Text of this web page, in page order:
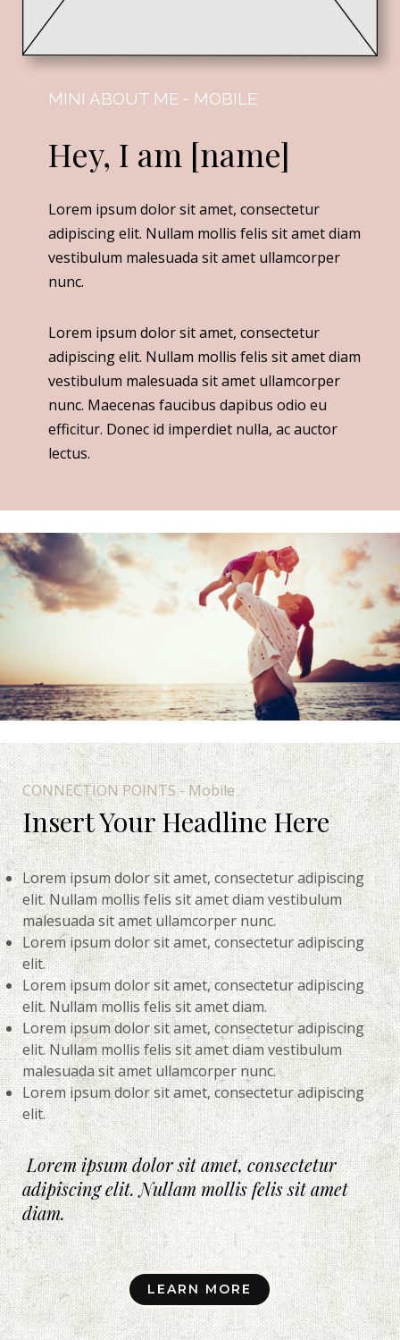
MINI ABOUT ME - MOBILE
Hey, I am [name]
Lorem ipsum dolor sit amet, consectetur
adipiscing elit. Nullam mollis felis sit amet diam
vestibulum malesuada sit amet ullamcorper
nunc.
Lorem ipsum dolor sit amet, consectetur
adipiscing elit. Nullam mollis felis sit amet diam
vestibulum malesuada sit amet ullamcorper
nunc. Maecenas faucibus dapibus odio eu
efficitur. Donec id imperdiet nulla, ac auctor
lectus.
CONNECTION POINTS - Mobile
Insert Your Headline Here
Lorem ipsum dolor sit amet, consectetur adipiscing
elit. Nullam mollis felis sit amet diam vestibulum
malesuada sit amet ullamcorper nunc.
Lorem ipsum dolor sit amet, consectetur adipiscing
elit.
Lorem ipsum dolor sit amet, consectetur adipiscing
elit. Nullam mollis felis sit amet diam.
Lorem ipsum dolor sit amet, consectetur adipiscing
elit. Nullam mollis felis sit amet diam vestibulum
malesuada sit amet ullamcorper nunc.
Lorem ipsum dolor sit amet, consectetur adipiscing
elit.
Lorem ipsum dolor sit amet, consectetur
adipiscing elit. Nullam mollis felis sit amet
diam.
LEARN MORE